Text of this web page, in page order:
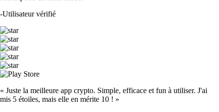
-Utilisateur vérifié
« Juste la meilleure app crypto. Simple, efficace et fun à utiliser. J'ai
mis 5 étoiles, mais elle en mérite 10 ! »